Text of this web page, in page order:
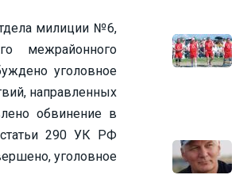
милиции №6,
межрайонного
уголовное
направленных
обвинение в
статьи 290 УК РФ
уголовное